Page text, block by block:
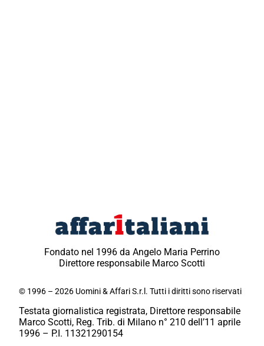
Fondato nel 1996 da Angelo Maria Perrino
Direttore responsabile Marco Scotti
© 1996 – 2026 Uomini & Affari S.r.l. Tutti i diritti sono riservati
Testata giornalistica registrata, Direttore responsabile
Marco Scotti, Reg. Trib. di Milano n° 210 dell’11 aprile
1996 – P.I. 11321290154